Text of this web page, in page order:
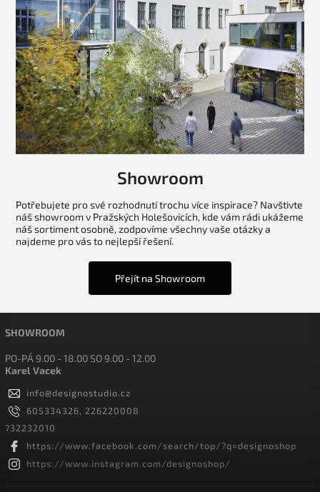
Showroom
Potřebujete pro své rozhodnutí trochu více inspirace? Navštivte
náš showroom v Pražských Holešovicích, kde vám rádi ukážeme
náš sortiment osobně, zodpovíme všechny vaše otázky a
najdeme pro vás to nejlepší řešení.
Přejít na Showroom
SHOWROOM
PO-PÁ 9.00 - 18.00 SO 9.00 - 12.00
Karel Vacek
info@designostudio.cz
605334326, 226220008
732232010
https://www.facebook.com/search/top/?q=designoshop
https://www.instagram.com/designoshop/